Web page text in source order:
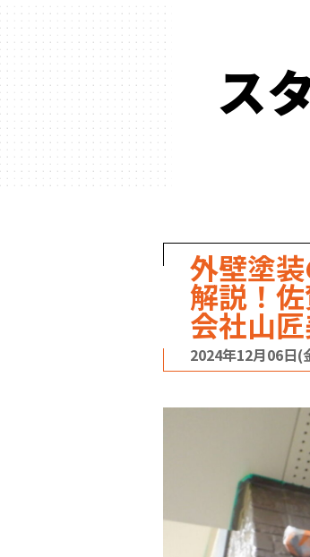
ス
外壁塗
解説！
会社山
2024年12月06日(